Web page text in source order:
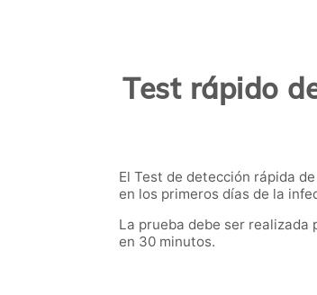
Test rápido
El Test de detección rápida
en los primeros días de la
La prueba debe ser
en 30 minutos.